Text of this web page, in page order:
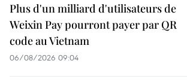
Plus d'un milliard d'utilisateurs de
Weixin Pay pourront payer par QR
code au Vietnam
06/08/2026 09:04